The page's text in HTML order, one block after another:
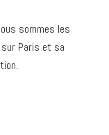
sommes les
Paris et sa